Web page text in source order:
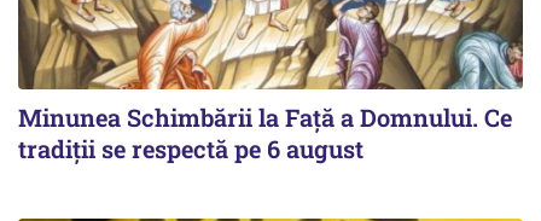
Minunea Schimbării la Față a Domnului. Ce
tradiții se respectă pe 6 august